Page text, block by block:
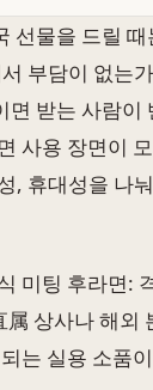
선물을 드릴 때
부담이 없는
면 받는 사람이
사용 장면이
, 휴대성을 나
미팅 후라면:
属 상사나 해외
는 실용 소품